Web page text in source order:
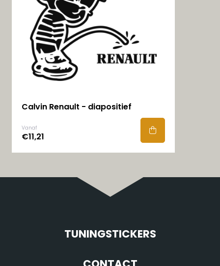
Calvin Renault - diapositief
Vanaf
€11,21
TUNINGSTICKERS